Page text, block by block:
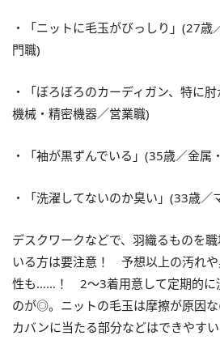
・「ニットに毛玉がびっしり」(27歳
門職)
・「ぼろぼろのカーディガン、特に
機械・精密機器／営業職)
・「袖が黒ずんでいる」(35歳／金属
・「洗濯してないのか臭い」(33歳／
デスクワークなどで、羽織るものを
いる方は要注意！ 予想以上の汚れ
性も……！ 2～3着用意して定期的に
のが◎。ニットの毛玉は摩擦が原因な
カバンに当たる部分などはできやす